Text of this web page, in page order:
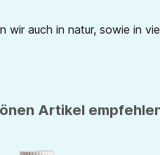
wir auch in natur, sowie in
Artikel